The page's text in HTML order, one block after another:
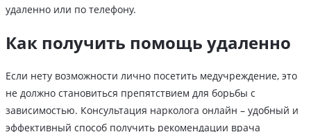
удаленно или по телефону.
Как получить помощь удаленно
Если нету возможности лично посетить медучреждение, это
не должно становиться препятствием для борьбы с
зависимостью. Консультация нарколога онлайн – удобный и
эффективный способ получить рекомендации врача